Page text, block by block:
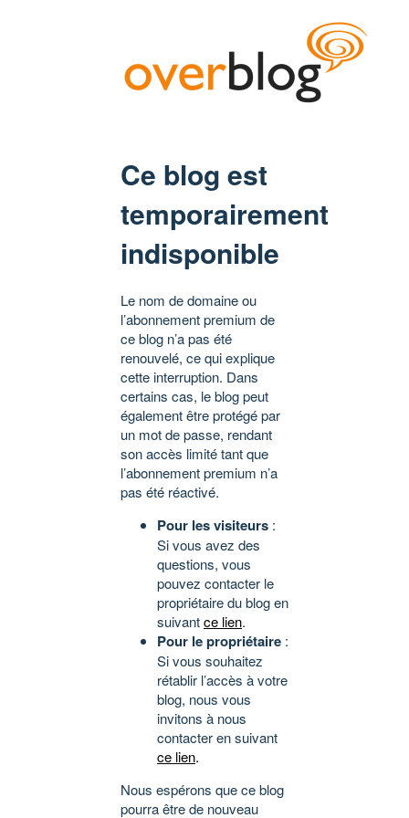
Ce blog est
temporairement
indisponible
Le nom de domaine ou
l’abonnement premium de
ce blog n’a pas été
renouvelé, ce qui explique
cette interruption. Dans
certains cas, le blog peut
également être protégé par
un mot de passe, rendant
son accès limité tant que
l’abonnement premium n’a
pas été réactivé.
Pour les visiteurs :
Si vous avez des
questions, vous
pouvez contacter le
propriétaire du blog en
suivantce lien.
Pour le propriétaire :
Si vous souhaitez
rétablir l’accès à votre
blog, nous vous
invitons à nous
contacter en suivant
ce lien.
Nous espérons que ce blog
pourra être de nouveau